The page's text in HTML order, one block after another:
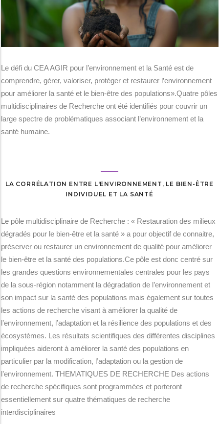
Le défi du CEA AGIR pour l’environnement et la Santé est de
comprendre, gérer, valoriser, protéger et restaurer l’environnement
pour améliorer la santé et le bien-être des populations».Quatre pôles
multidisciplinaires de Recherche ont été identifiés pour couvrir un
large spectre de problématiques associant l’environnement et la
santé humaine.
LA CORRÉLATION ENTRE L'ENVIRONNEMENT, LE BIEN-ÊTRE
INDIVIDUEL ET LA SANTÉ
Le pôle multidisciplinaire de Recherche : « Restauration des milieux
dégradés pour le bien-être et la santé » a pour objectif de connaitre,
préserver ou restaurer un environnement de qualité pour améliorer
le bien-être et la santé des populations.Ce pôle est donc centré sur
les grandes questions environnementales centrales pour les pays
de la sous-région notamment la dégradation de l’environnement et
son impact sur la santé des populations mais également sur toutes
les actions de recherche visant à améliorer la qualité de
l’environnement, l’adaptation et la résilience des populations et des
écosystèmes. Les résultats scientifiques des différentes disciplines
impliquées aideront à améliorer la santé des populations en
particulier par la modification, l’adaptation ou la gestion de
l’environnement. THEMATIQUES DE RECHERCHE Des actions
de recherche spécifiques sont programmées et porteront
essentiellement sur quatre thématiques de recherche
interdisciplinaires